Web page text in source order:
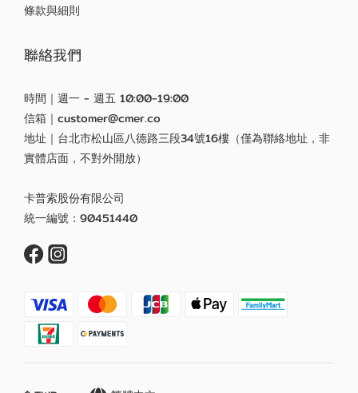
條款與細則
聯絡我們
時間｜週一 - 週五 10:00-19:00
信箱｜customer@cmer.co
地址｜台北市松山區八德路三段34號16樓（僅為聯絡地址，非
實體店面，不對外開放）
卡普索股份有限公司
統一編號：90451440